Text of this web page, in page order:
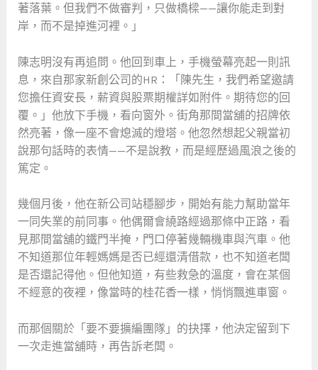
著落葉。但我們不做審判，只做橋樑——讓你能走到對
岸，而不是掉進河裡。」
陳志明沒有再追問。他回到車上，手機螢幕亮起一則訊
息，來自那家新創公司的HR：「陳先生，我們希望邀請
您擔任資安長，薪資與股票期權詳如附件。期待您的回
覆。」他放下手機，看向窗外。街角那間當舖的招牌依
然亮著，像一座不會熄滅的燈塔。他忽然想起父親當初
說那句話時的表情——不是說教，而是經歷過風浪之後的
篤定。
幾個月後，他在新公司站穩腳步，開始有能力幫助當年
一同失業的前同事。他偶爾會繞路經過那條中正路，看
見那間當舖的鐵門半掩，門口停著幾輛機車與汽車。他
不知道那位年輕媽媽是否已經還清借款，也不知道老闆
是否還記得他。但他知道，有些救急的溫度，會在某個
不經意的夜裡，像當時的桂花香一樣，悄悄飄進車窗。
而那個關於「要不要擴編團隊」的抉擇，他決定留到下
一次走進當舖時，再告訴老闆。